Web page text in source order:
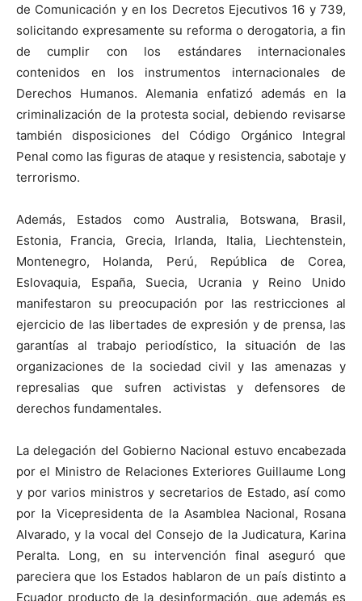
de Comunicación y en los Decretos Ejecutivos 16 y 739,
solicitando expresamente su reforma o derogatoria, a fin
de cumplir con los estándares internacionales
contenidos en los instrumentos internacionales de
Derechos Humanos. Alemania enfatizó además en la
criminalización de la protesta social, debiendo revisarse
también disposiciones del Código Orgánico Integral
Penal como las figuras de ataque y resistencia, sabotaje y
terrorismo.
Además, Estados como Australia, Botswana, Brasil,
Estonia, Francia, Grecia, Irlanda, Italia, Liechtenstein,
Montenegro, Holanda, Perú, República de Corea,
Eslovaquia, España, Suecia, Ucrania y Reino Unido
manifestaron su preocupación por las restricciones al
ejercicio de las libertades de expresión y de prensa, las
garantías al trabajo periodístico, la situación de las
organizaciones de la sociedad civil y las amenazas y
represalias que sufren activistas y defensores de
derechos fundamentales.
La delegación del Gobierno Nacional estuvo encabezada
por el Ministro de Relaciones Exteriores Guillaume Long
y por varios ministros y secretarios de Estado, así como
por la Vicepresidenta de la Asamblea Nacional, Rosana
Alvarado, y la vocal del Consejo de la Judicatura, Karina
Peralta. Long, en su intervención final aseguró que
pareciera que los Estados hablaron de un país distinto a
Ecuador producto de la desinformación, que además es